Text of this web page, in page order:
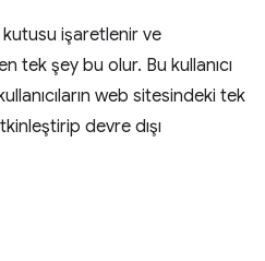
işaretlenir ve
tek şey bu olur. Bu kullanıcı
web sitesindeki tek
devre dışı